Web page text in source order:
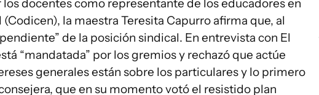
los docentes como representante de los educadores en
la maestra Teresita Capurro afirma que, al
de la posición sindical. En entrevista con El
“mandatada” por los gremios y rechazó que actúe
generales están sobre los particulares y lo primero
que en su momento votó el resistido plan